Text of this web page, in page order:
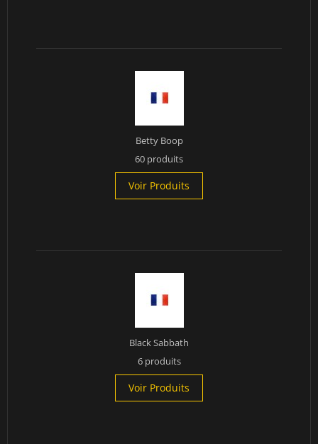
Betty Boop
60 produits
Voir Produits
Black Sabbath
6 produits
Voir Produits